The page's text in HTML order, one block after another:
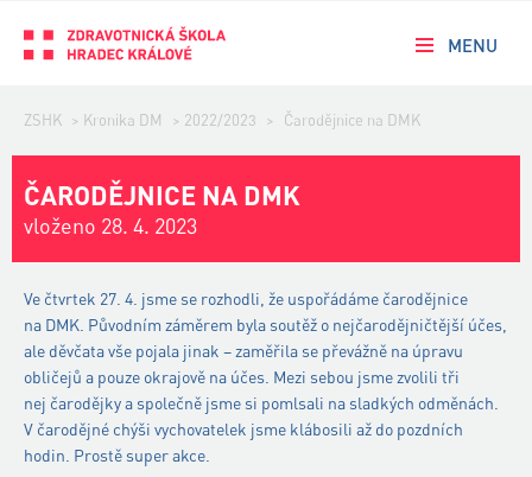
MENU
ZSHK > Kronika DM > 2022/2023 > Čarodějnice na DMK
ČARODĚJNICE NA DMK
vloženo 28. 4. 2023
Ve čtvrtek 27. 4. jsme se rozhodli, že uspořádáme čarodějnice
na DMK. Původním záměrem byla soutěž o nejčarodějničtější účes,
ale děvčata vše pojala jinak – zaměřila se převážně na úpravu
obličejů a pouze okrajově na účes. Mezi sebou jsme zvolili tři
nej čarodějky a společně jsme si pomlsali na sladkých odměnách.
V čarodějné chýši vychovatelek jsme klábosili až do pozdních
hodin. Prostě super akce.